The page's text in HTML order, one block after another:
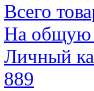
Всего
На общую
Личный
889